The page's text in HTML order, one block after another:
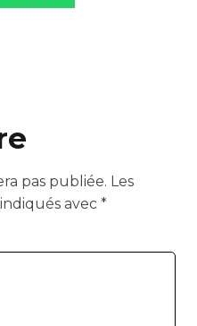
pas publiée. Les
avec *